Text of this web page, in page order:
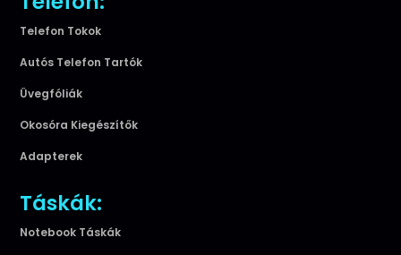
Telefon Tokok
Autós Telefon Tartók
Üvegfóliák
Okosóra Kiegészítők
Adapterek
Táskák:
Notebook Táskák